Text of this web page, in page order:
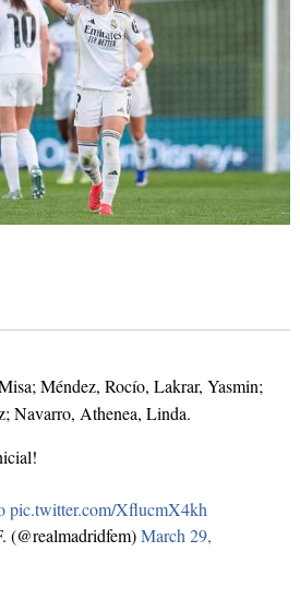
Méndez, Rocío, Lakrar, Yasmin;
Navarro, Athenea, Linda.
pic.twitter.com/XflucmX4kh
March 29,